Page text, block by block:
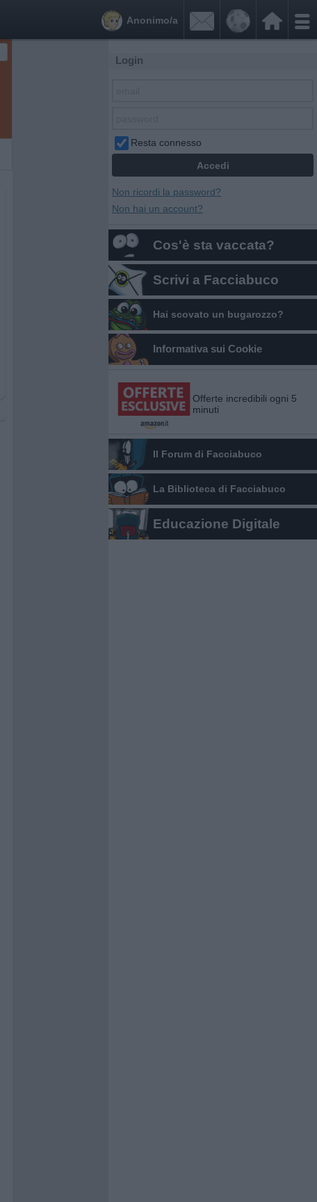


Anonimo/a
Login
Resta connesso
Non ricordi la password?
Non hai un account?
Cos'è sta vaccata?
Scrivi a Facciabuco
Hai scovato un bugarozzo?
Informativa sui Cookie
Offerte incredibili ogni 5
minuti
Il Forum di Facciabuco
La Biblioteca di Facciabuco
Educazione Digitale